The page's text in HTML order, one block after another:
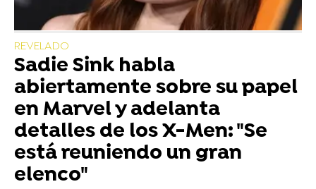
REVELADO
Sadie Sink habla
abiertamente sobre su papel
en Marvel y adelanta
detalles de los X-Men: "Se
está reuniendo un gran
elenco"